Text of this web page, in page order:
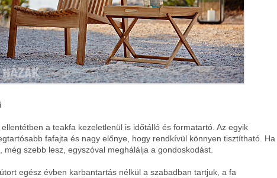
a teakfa kezeletlenül is időtálló és formatartó. Az egyik
fafajta és nagy előnye, hogy rendkívül könnyen tisztítható. Ha
még szebb lesz, egyszóval meghálálja a gondoskodást.
egész évben karbantartás nélkül a szabadban tartjuk, a fa